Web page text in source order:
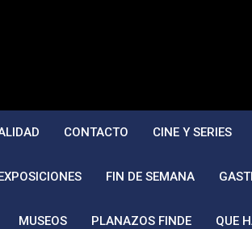
CONTACTO CINE Y SERIES
FIN DE SEMANA
MUSEOS PLANAZOS FINDE QUE